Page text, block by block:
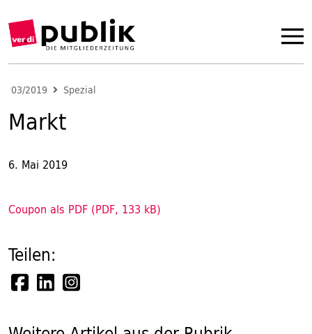
03/2019 Spezial
Markt
6. Mai 2019
Coupon als PDF (PDF, 133 kB)
Teilen: